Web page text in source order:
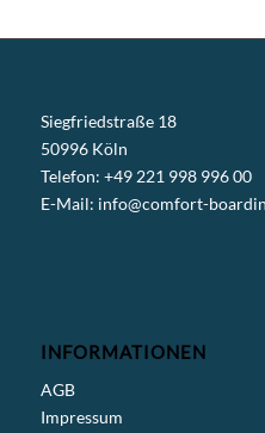
Siegfriedstraße 18
50996 Köln
Telefon: +49 221 998 996 00
E-Mail: info@comfort-
INFORMATIONEN
AGB
Impressum